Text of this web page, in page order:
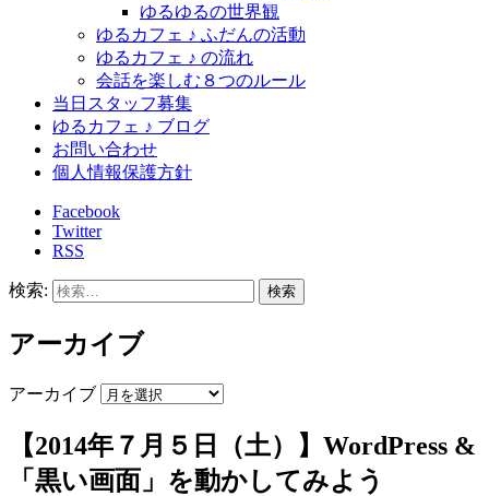
ゆるゆるの世界観
ゆるカフェ ♪ ふだんの活動
ゆるカフェ ♪ の流れ
会話を楽しむ８つのルール
当日スタッフ募集
ゆるカフェ ♪ ブログ
お問い合わせ
個人情報保護方針
Facebook
Twitter
RSS
検索:
アーカイブ
アーカイブ
【2014年７月５日（土）】WordPress &
「黒い画面」を動かしてみよう